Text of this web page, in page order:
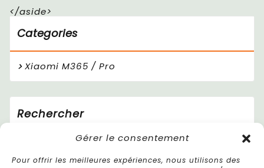
Gérer le consentement
Pour offrir les meilleures expériences, nous utilisons des
</aside>
Categories
Xiaomi M365 / Pro
Rechercher